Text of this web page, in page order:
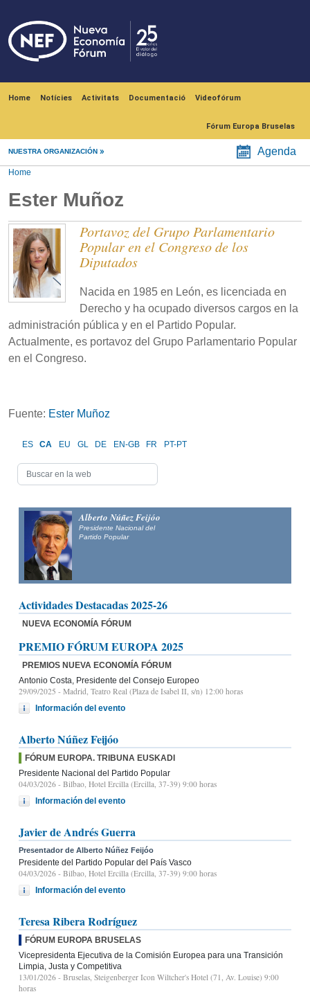
Home Notícies Activitats Documentació Videofórum
Fórum Europa Bruselas
NUESTRA ORGANIZACIÓN Agenda
Home
Ester Muñoz
Portavoz del Grupo Parlamentario
Popular en el Congreso de los
Diputados
Nacida en 1985 en León, es licenciada en
Derecho y ha ocupado diversos cargos en la
administración pública y en el Partido Popular.
Actualmente, es portavoz del Grupo Parlamentario Popular
en el Congreso.
Fuente: Ester Muñoz
ES CA EU GL DE EN-GB FR PT-PT
Alberto Núñez Feijóo
Presidente Nacional del
Partido Popular
Actividades Destacadas 2025-26
NUEVA ECONOMÍA FÓRUM
PREMIO FÓRUM EUROPA 2025
PREMIOS NUEVA ECONOMÍA FÓRUM
Antonio Costa, Presidente del Consejo Europeo
29/09/2025 - Madrid, Teatro Real (Plaza de Isabel II, s/n) 12:00 horas
Información del evento
Alberto Núñez Feijóo
FÓRUM EUROPA. TRIBUNA EUSKADI
Presidente Nacional del Partido Popular
04/03/2026 - Bilbao, Hotel Ercilla (Ercilla, 37-39) 9:00 horas
Información del evento
Javier de Andrés Guerra
Presentador de Alberto Núñez Feijóo
Presidente del Partido Popular del País Vasco
04/03/2026 - Bilbao, Hotel Ercilla (Ercilla, 37-39) 9:00 horas
Información del evento
Teresa Ribera Rodríguez
FÓRUM EUROPA BRUSELAS
Vicepresidenta Ejecutiva de la Comisión Europea para una Transición
Limpia, Justa y Competitiva
13/01/2026 - Bruselas, Steigenberger Icon Wiltcher's Hotel (71, Av. Louise) 9:00
horas